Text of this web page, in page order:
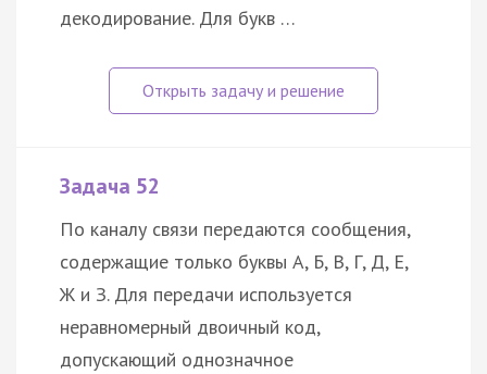
декодирование. Для букв …
Задача 52
По каналу связи передаются сообщения,
содержащие только буквы А, Б, В, Г, Д, Е,
Ж и З. Для передачи используется
неравномерный двоичный код,
допускающий однозначное